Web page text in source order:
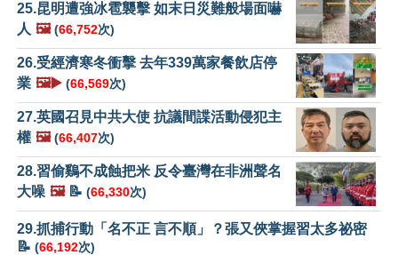
25.昆明遭強冰雹襲擊 如末日災難般場面嚇
人 🖼️ (66,752次)
26.受經濟寒冬衝擊 去年339萬家餐飲店停
業 🖼️▶️ (66,569次)
27.英國召見中共大使 抗議間諜活動侵犯主
權 🖼️ (66,407次)
28.習偷鷄不成蝕把米 反令臺灣在非洲聲名
大噪 🖼️📝 (66,330次)
29.抓捕行動「名不正 言不順」？張又俠掌握習太多祕密
📝 (66,192次)